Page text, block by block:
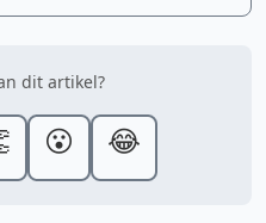
dit artikel?
😮 😂